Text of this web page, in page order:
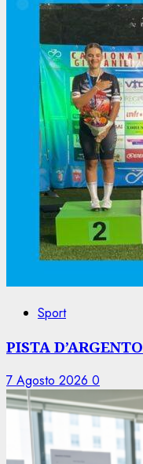
Sport
PISTA D’ARGENTO
7 Agosto 2026 0